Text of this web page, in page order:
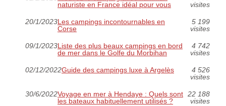
naturiste en France idéal pour vous
visites
20/1/2023Les campings incontournables en
Corse
5 199
visites
09/1/2023Liste des plus beaux campings en bord
de mer dans le Golfe du Morbihan
4 742
visites
02/12/2022Guide des campings luxe à Argelès
4 526
visites
30/6/2022Voyage en mer à Hendaye : Quels sont
les bateaux habituellement utilisés ?
22 188
visites